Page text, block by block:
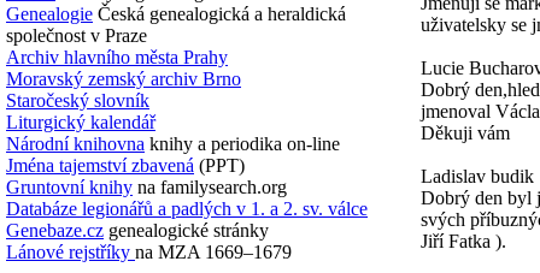
Genealogie Česká genealogická a heraldická
společnost v Praze
Archiv hlavního města Prahy
Moravský zemský archiv Brno
Staročeský slovník
Liturgický kalendář
Národní knihovna knihy a periodika on-line
Jména tajemství zbavená (PPT)
Gruntovní knihy na familysearch.org
Databáze legionářů a padlých v 1. a 2. sv. válce
Genebaze.cz genealogické stránky
Lánové rejstříky na MZA 1669–1679
uživatelsky se
Lucie
Dobrý
jmenoval
Děkuji vám
Ladislav budik
Dobrý den byl
svých
Jiří Fatka ).